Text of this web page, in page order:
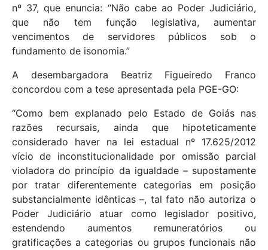
nº 37, que enuncia: “Não cabe ao Poder Judiciário,
que não tem função legislativa, aumentar
vencimentos de servidores públicos sob o
fundamento de isonomia.”
A desembargadora Beatriz Figueiredo Franco
concordou com a tese apresentada pela PGE-GO:
“Como bem explanado pelo Estado de Goiás nas
razões recursais, ainda que hipoteticamente
considerado haver na lei estadual nº 17.625/2012
vício de inconstitucionalidade por omissão parcial
violadora do princípio da igualdade – supostamente
por tratar diferentemente categorias em posição
substancialmente idênticas –, tal fato não autoriza o
Poder Judiciário atuar como legislador positivo,
estendendo aumentos remuneratórios ou
gratificações a categorias ou grupos funcionais não